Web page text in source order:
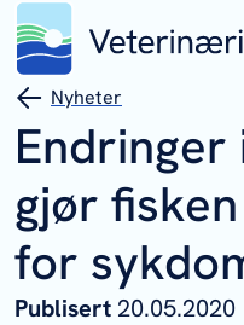
Nyheter
Endringer
gjør
for
Publisert 20.05.2020